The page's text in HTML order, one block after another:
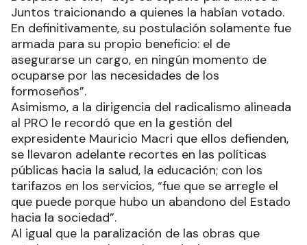
Juntos traicionando a quienes la habían votado.
En definitivamente, su postulación solamente fue
armada para su propio beneficio: el de
asegurarse un cargo, en ningún momento de
ocuparse por las necesidades de los
formoseños”.
Asimismo, a la dirigencia del radicalismo alineada
al PRO le recordó que en la gestión del
expresidente Mauricio Macri que ellos defienden,
se llevaron adelante recortes en las políticas
públicas hacia la salud, la educación; con los
tarifazos en los servicios, “fue que se arregle el
que puede porque hubo un abandono del Estado
hacia la sociedad”.
Al igual que la paralización de las obras que